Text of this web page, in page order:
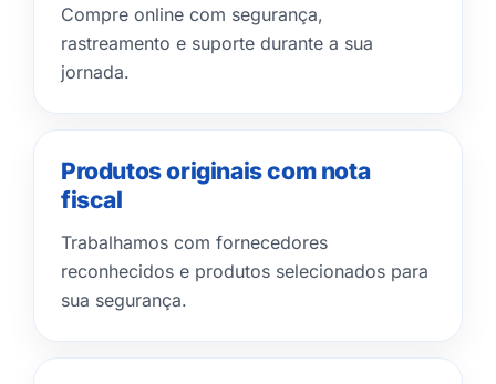
Compre online com segurança,
rastreamento e suporte durante a sua
jornada.
Produtos originais com nota
fiscal
Trabalhamos com fornecedores
reconhecidos e produtos selecionados para
sua segurança.